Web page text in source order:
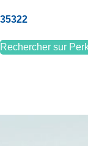
35322
Rechercher sur